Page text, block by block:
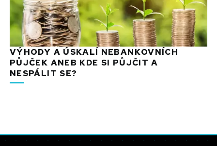
VÝHODY A ÚSKALÍ NEBANKOVNÍCH
PŮJČEK ANEB KDE SI PŮJČIT A
NESPÁLIT SE?